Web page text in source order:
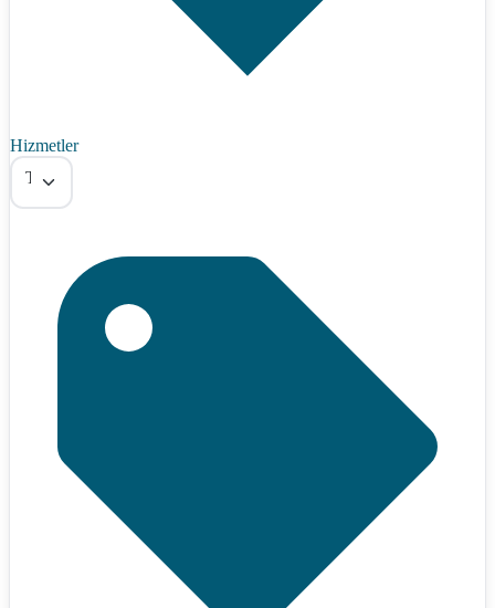
Hizmetler
Tümü